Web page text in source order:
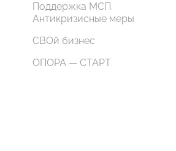
Поддержка МСП.
Антикризисные меры
СВОй бизнес
ОПОРА — СТАРТ